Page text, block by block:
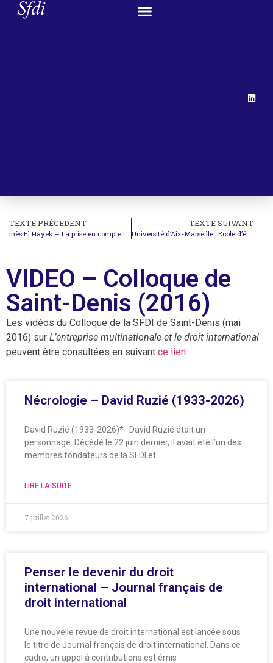
TEXTE PRÉCÉDENT
Inès El Hayek – La prise en compte du comportement de l’investisseur dans le cadre de l’arbitrage fondé sur les traités d’investissement
TEXTE SUIVANT
Université d’Aix-Marseille : Ecole d’été sur la pratique des droits humains
VIDEO – Colloque de
Saint-Denis (2016)
Les vidéos du Colloque de la SFDI de Saint-Denis (mai
2016) sur L’entreprise multinationale et le droit international
peuvent être consultées en suivant ce lien.
Nécrologie – David Ruzié (1933-2026)
David Ruzié (1933-2026)* David Ruzié était un
personnage. Décédé le 22 juin dernier, il avait été l’un des
membres fondateurs de la SFDI et
LIRE LA SUITE
7 juillet 2026
Penser le devenir du droit
international – Journal français de
droit international
Une nouvelle revue de droit international est lancée sous
le titre de Journal français de droit international. Dans ce
cadre, un appel à contributions est émis